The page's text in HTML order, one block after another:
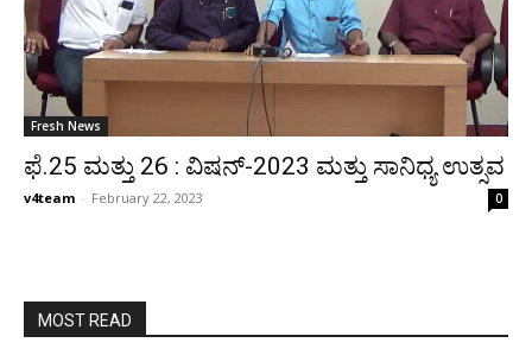
Fresh News
ಫೆ.25 ಮತ್ತು 26 : ವಿಷನ್-2023 ಮತ್ತು ಸಾನಿಧ್ಯ ಉತ್ಸವ
v4team - February 22, 2023 0
MOST READ